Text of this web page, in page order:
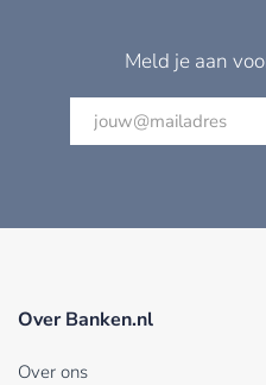
Meld je aan
Over Banken.nl
Over ons